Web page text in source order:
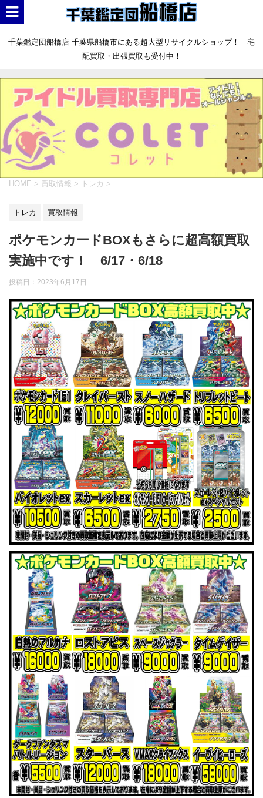
千葉鑑定団船橋店 千葉県船橋市にある超大型リサイクルショップ！ 宅
配買取・出張買取も受付中！
HOME > 買取情報 > トレカ >
トレカ 買取情報
ポケモンカードBOXもさらに超高額買取
実施中です！ 6/17・6/18
投稿日： 2023年6月17日